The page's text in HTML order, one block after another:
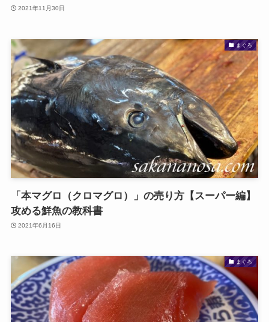
2021年11月30日
まぐろ
「本マグロ（クロマグロ）」の売り方【スーパー編】
攻める鮮魚の教科書
2021年6月16日
まぐろ